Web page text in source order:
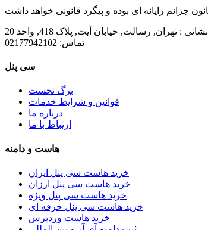
نشانی : تهران, رسالت, خیابان آیت, پلاک 418, واحد 20
تماس:
سی پنل
برگ نخست
قوانین و شرایط خدمات
درباره ما
ارتباط با ما
هاست و دامنه
خرید هاست سی پنل ایران
خرید هاست سی پنل ارزان
خرید هاست سی پنل ویژه
خرید هاست سی پنل حرفه ای
خرید هاست وردپرس